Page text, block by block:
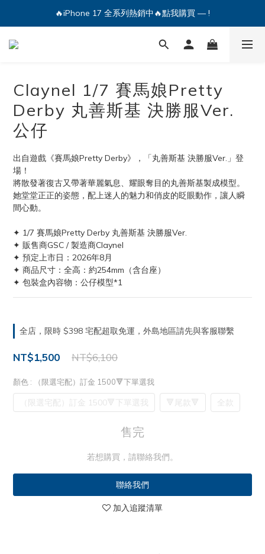
🔥iPhone 17 全系列熱銷中🔥點我購買 — !
🔥iPhone 17 全系列熱銷中🔥點我購買 — !
💕加入Q哥 Line 新好友領優惠券！🎫
Claynel 1/7 賽馬娘Pretty
Derby 丸善斯基 決勝服Ver.
公仔
出自遊戲《賽馬娘Pretty Derby》，「丸善斯基 決勝服Ver.」登
場！
將散發著復古又帶著華麗氣息、耀眼奪目的丸善斯基製成模型。
她堂堂正正的姿態，配上迷人的魅力和俏皮的眨眼動作，讓人瞬
間心動。
✦ 1/7 賽馬娘Pretty Derby 丸善斯基 決勝服Ver.
✦ 販售商GSC / 製造商Claynel
✦ 預定上市日：2026年8月
✦ 商品尺寸：全高：約254mm（含台座）
✦ 包裝盒內容物：公仔模型*1
全店，限時 $398 宅配超取免運，外島地區請先與客服聯繫
NT$6,100
NT$1,500
顏色 : （限選宅配）訂金 1500🔻下單選我
（限選宅配）訂金 1500🔻下單選我 🔻尾款🔻 全款
售完
若想購買，請聯絡我們。
聯絡我們
加入追蹤清單